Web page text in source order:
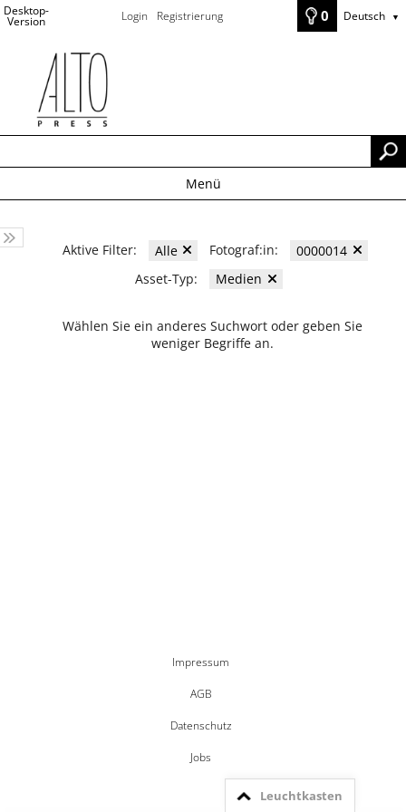
Desktop-
Version Login Registrierung 0 Deutsch ▼
Menü
Aktive Filter: Alle Fotograf:in:
0000014
Asset-Typ:
Medien
Wählen Sie ein anderes Suchwort oder geben Sie
weniger Begriffe an.
Impressum
AGB
Datenschutz
Jobs
Leuchtkasten